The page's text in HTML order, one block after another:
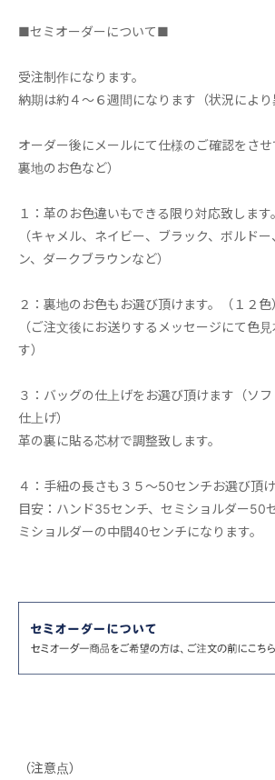
■セミオーダーについて■
受注制作になります。
納期は約４～６週間になります（状況により
オーダー後にメールにて仕様のご確認をさ
裏地のお色など）
１：革のお色違いもできる限り対応致します。
（キャメル、ネイビー、ブラック、ボルド
ン、ダークブラウンなど）
２：裏地のお色もお選び頂けます。（１２色
（ご注文後にお送りするメッセージにて色
す）
３：バッグの仕上げをお選び頂けます（ソ
仕上げ）
革の裏に貼る芯材で調整致します。
４：手紐の長さも３５～50センチお選び頂け
目安：ハンド35センチ、セミショルダー50
ミショルダーの中間40センチになります。
（注意点）